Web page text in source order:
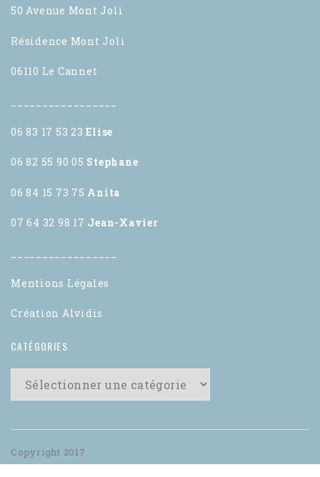
50 Avenue Mont Joli
Résidence Mont Joli
06110 Le Cannet
06 83 17 53 23Elise
06 82 55 90 05 Stephane
06 84 15 73 75 Anita
07 64 32 98 17 Jean-Xavier
Mentions Légales
Création Alvidis
CATÉGORIES
Copyright 2017